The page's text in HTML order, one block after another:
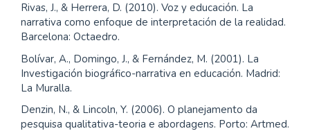
Rivas, J., & Herrera, D. (2010). Voz y educación. La
narrativa como enfoque de interpretación de la realidad.
Barcelona: Octaedro.
Bolívar, A., Domingo, J., & Fernández, M. (2001). La
Investigación biográfico-narrativa en educación. Madrid:
La Muralla.
Denzin, N., & Lincoln, Y. (2006). O planejamento da
pesquisa qualitativa-teoria e abordagens. Porto: Artmed.